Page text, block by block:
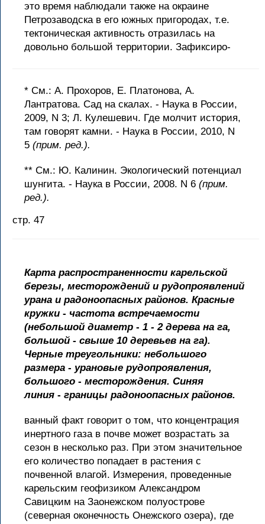
это время наблюдали также на окраине
Петрозаводска в его южных пригородах, т.е.
тектоническая активность отразилась на
довольно большой территории. Зафиксиро-
* См.: А. Прохоров, Е. Платонова, А.
Лантратова. Сад на скалах. - Наука в России,
2009, N 3; Л. Кулешевич. Где молчит история,
там говорят камни. - Наука в России, 2010, N
5 (прим. ред.).
** См.: Ю. Калинин. Экологический потенциал
шунгита. - Наука в России, 2008. N 6 (прим.
ред.).
стр. 47
Карта распространенности карельской
березы, месторождений и рудопроявлений
урана и радоноопасных районов. Красные
кружки - частота встречаемости
(небольшой диаметр - 1 - 2 дерева на га,
большой - свыше 10 деревьев на га).
Черные треугольники: небольшого
размера - урановые рудопроявления,
большого - месторождения. Синяя
линия - границы радоноопасных районов.
ванный факт говорит о том, что концентрация
инертного газа в почве может возрастать за
сезон в несколько раз. При этом значительное
его количество попадает в растения с
почвенной влагой. Измерения, проведенные
карельским геофизиком Александром
Савицким на Заонежском полуострове
(северная оконечность Онежского озера), где